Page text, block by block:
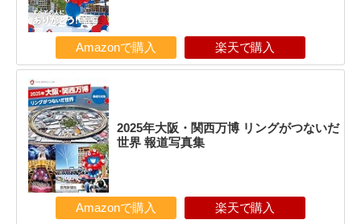
Amazonで購入 楽天で購入
2025年大阪・関西万博 リングがつないだ
世界 報道写真集
Amazonで購入 楽天で購入